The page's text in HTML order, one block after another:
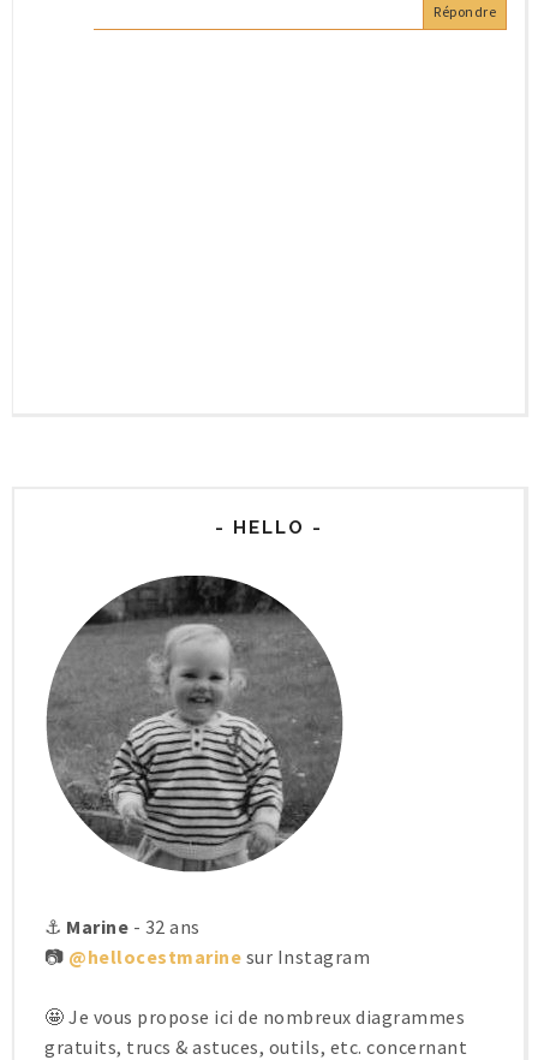
Répondre
- HELLO -
⚓ Marine - 32 ans
📷 @hellocestmarine sur Instagram
🤩 Je vous propose ici de nombreux diagrammes
gratuits, trucs & astuces, outils, etc. concernant